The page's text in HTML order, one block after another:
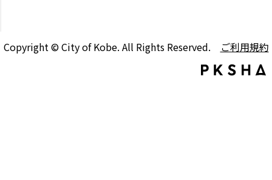
Copyright © City of Kobe. All Rights Reserved. ご利用規約